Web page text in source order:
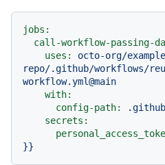
jobs:
call-workflow-passing-
uses:
octo-org/
repo/.github/workflows/
workflow.yml@main
with:
config-path:
secrets:
}}